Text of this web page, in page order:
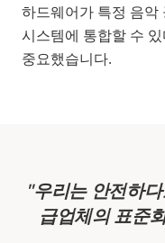
하드웨어가 특정 음악
시스템에 통합할 수
중요했습니다.
우리는 안전하
급업체의 표준